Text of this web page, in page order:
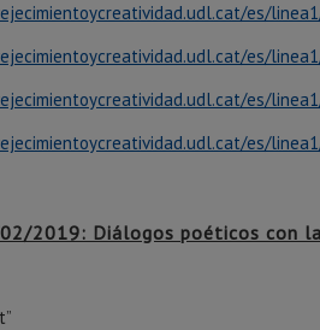
es/
es/
es/
es/
2019: Diálogos poéticos con